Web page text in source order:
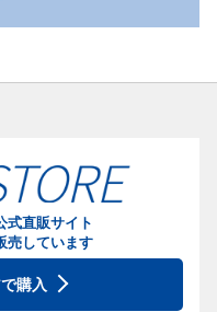
式直販サイト
売しています
購入